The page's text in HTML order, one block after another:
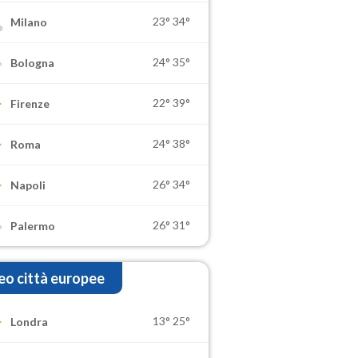
Milano 23° 34°
Bologna 24° 35°
Firenze 22° 39°
Roma 24° 38°
Napoli 26° 34°
Palermo 26° 31°
città europee
Londra 13° 25°